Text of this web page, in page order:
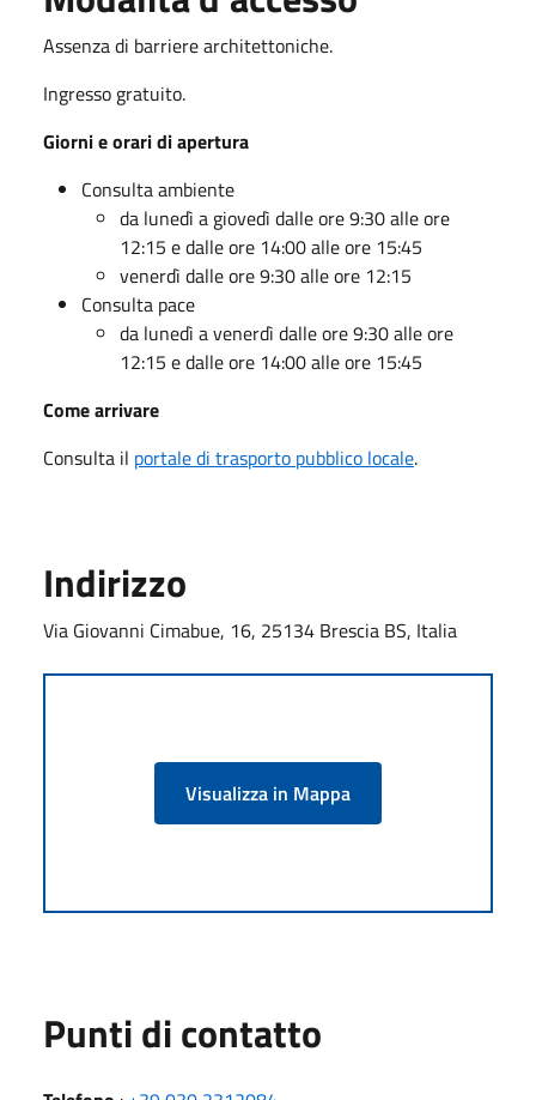
Assenza di barriere architettoniche.
Ingresso gratuito.
Giorni e orari di apertura
Consulta ambiente
da lunedì a giovedì dalle ore 9:30 alle ore
12:15 e dalle ore 14:00 alle ore 15:45
venerdì dalle ore 9:30 alle ore 12:15
Consulta pace
da lunedì a venerdì dalle ore 9:30 alle ore
12:15 e dalle ore 14:00 alle ore 15:45
Come arrivare
Consulta il portale di trasporto pubblico locale.
Indirizzo
Via Giovanni Cimabue, 16, 25134 Brescia BS, Italia
Visualizza in Mappa
Punti di contatto